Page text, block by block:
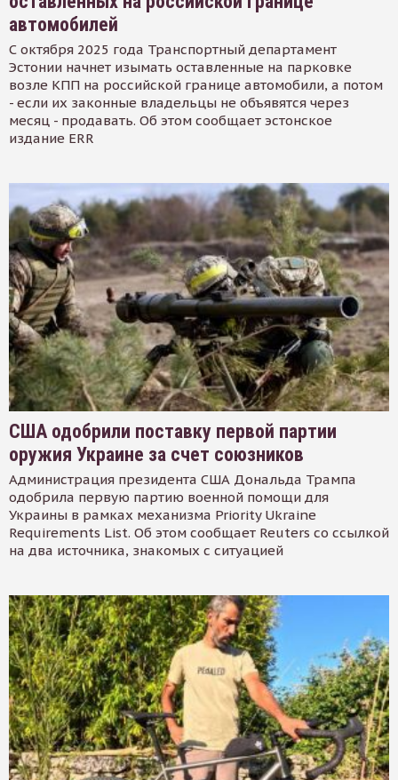
автомобилей
С октября 2025 года Транспортный департамент
Эстонии начнет изымать оставленные на парковке
возле КПП на российской границе автомобили, а потом
- если их законные владельцы не объявятся через
месяц - продавать. Об этом сообщает эстонское
издание ERR
США одобрили поставку первой партии
оружия Украине за счет союзников
Администрация президента США Дональда Трампа
одобрила первую партию военной помощи для
Украины в рамках механизма Priority Ukraine
Requirements List. Об этом сообщает Reuters со ссылкой
на два источника, знакомых с ситуацией